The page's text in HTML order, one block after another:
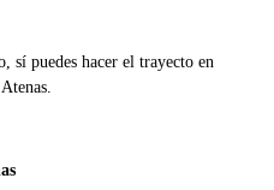
sí puedes hacer el trayecto en